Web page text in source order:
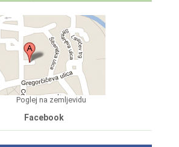
Poglej na zemljevidu
Facebook